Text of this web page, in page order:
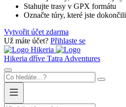
Stahujte trasy v GPX formátu
Označte túry, které jste dokončili
Vytvořit účet zdarma
Už máte účet? Přihlaste se
Hikeria
Hikeria dříve Tatra Adventures